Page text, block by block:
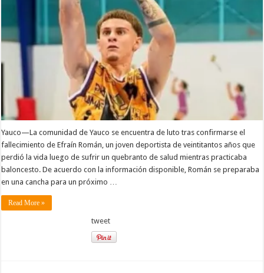
𝐩𝐫𝐚́𝐜𝐭𝐢𝐜𝐚
Yauco—La comunidad de Yauco se encuentra de luto tras confirmarse el
fallecimiento de Efraín Román, un joven deportista de veintitantos años que
perdió la vida luego de sufrir un quebranto de salud mientras practicaba
baloncesto. De acuerdo con la información disponible, Román se preparaba
en una cancha para un próximo …
Read More »
tweet